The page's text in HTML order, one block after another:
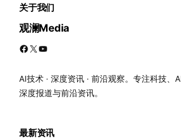
关于我们
观澜Media
Facebook X YouTube
AI技术 · 深度资讯 · 前沿观察。专注科技、
深度报道与前沿资讯。
最新资讯